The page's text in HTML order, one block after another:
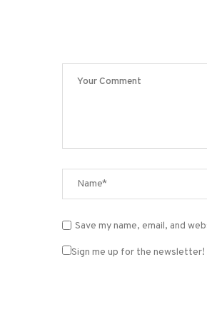
Save my name, email, and
Sign me up for the newsletter!